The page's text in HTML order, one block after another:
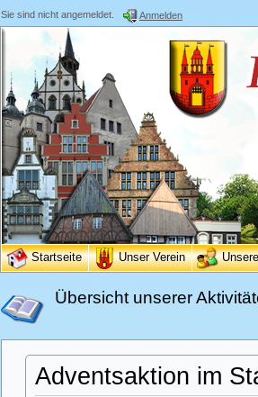
Sie sind nicht angemeldet. Anmelden
Startseite Unser Verein
Übersicht unserer
Adventsaktion im